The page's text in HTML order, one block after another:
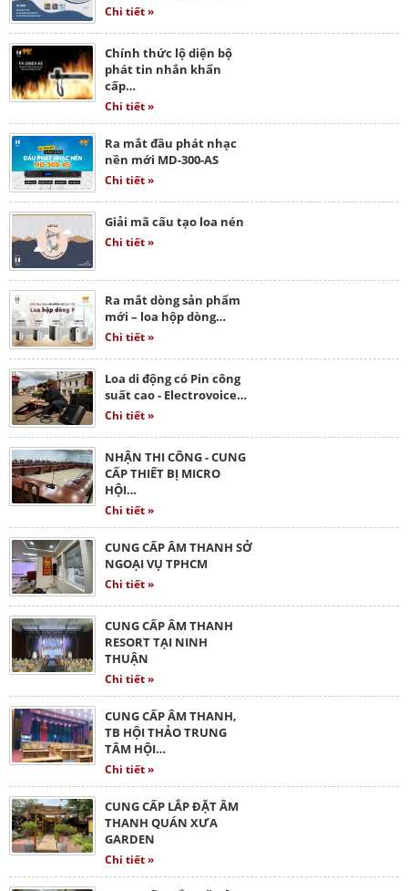
Chi tiết »
Chính thức lộ diện bộ
phát tin nhắn khẩn
cấp…
Chi tiết »
Ra mắt đầu phát nhạc
nền mới MD-300-AS
Chi tiết »
Giải mã cấu tạo loa nén
Chi tiết »
Ra mắt dòng sản phẩm
mới – loa hộp dòng…
Chi tiết »
Loa di động có Pin công
suất cao - Electrovoice…
Chi tiết »
NHẬN THI CÔNG - CUNG
CẤP THIẾT BỊ MICRO
HỘI…
Chi tiết »
CUNG CẤP ÂM THANH SỞ
NGOẠI VỤ TPHCM
Chi tiết »
CUNG CẤP ÂM THANH
RESORT TẠI NINH
THUẬN
Chi tiết »
CUNG CẤP ÂM THANH,
TB HỘI THẢO TRUNG
TÂM HỘI…
Chi tiết »
CUNG CẤP LẮP ĐẶT ÂM
THANH QUÁN XƯA
GARDEN
Chi tiết »